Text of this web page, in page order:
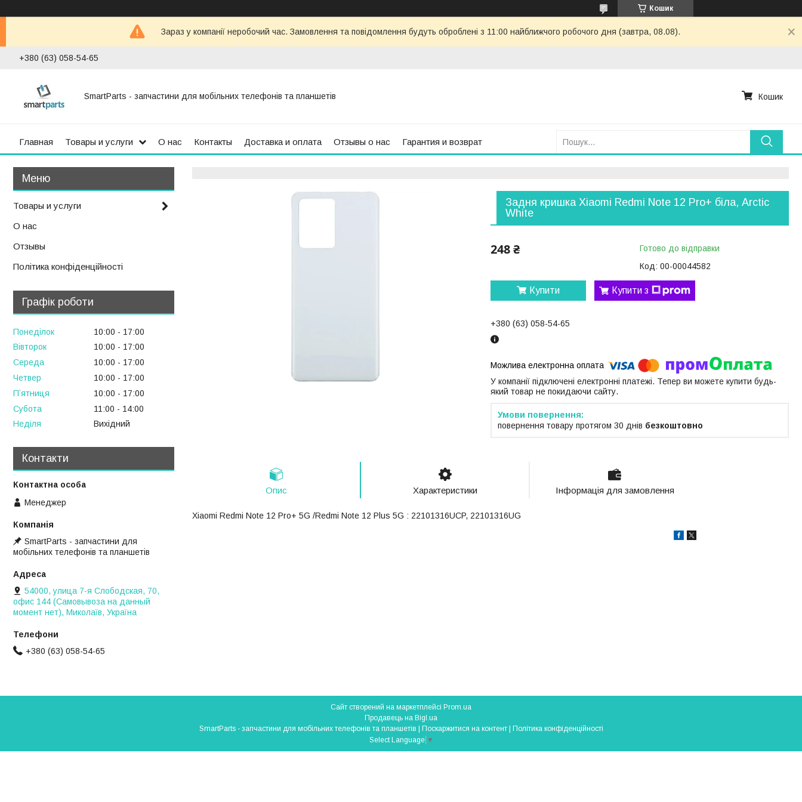
Кошик
Зараз у компанії неробочий час. Замовлення та повідомлення будуть оброблені з 11:00 найближчого робочого дня (завтра, 08.08).
+380 (63) 058-54-65
SmartParts - запчастини для мобільних телефонів та планшетів Кошик
Главная Товары и услуги О нас Контакты Доставка и оплата Отзывы о нас Гарантия и возврат
Задня кришка Xiaomi Redmi Note 12 Pro+ біла, Arctic
White
248 ₴
Готово до відправки
Код: 00-00044582
Купити Купити з
+380 (63) 058-54-65
У компанії підключені електронні платежі. Тепер ви можете купити будь-
який товар не покидаючи сайту.
повернення товару протягом 30 днів безкоштовно
Опис Характеристики Інформація для замовлення
Xiaomi Redmi Note 12 Pro+ 5G /Redmi Note 12 Plus 5G : 22101316UCP, 22101316UG
Товары и услуги
О нас
Отзывы
Політика конфіденційності
Графік роботи
Понеділок 10:00
17:00
Вівторок
10:00
17:00
Середа
10:00
17:00
Четвер
10:00
17:00
Пʼятниця
10:00
17:00
Субота
11:00
14:00
Неділя
Вихідний
Контакти
Менеджер
SmartParts - запчастини для
мобільних телефонів та планшетів
54000, улица 7-я Слободская, 70,
офис 144 (Самовывоза на данный
момент нет), Миколаїв, Україна
+380 (63) 058-54-65
Сайт створений на маркетплейсі Prom.ua
Продавець на Bigl.ua
SmartParts - запчастини для мобільних телефонів та планшетів | Поскаржитися на контент | Політика конфіденційності
Select Language ▼